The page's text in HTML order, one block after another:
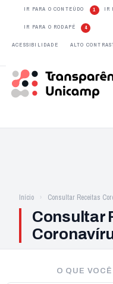
IR PARA O CONTEÚDO 1 IR
IR PARA O RODAPÉ 4
ACESSIBILIDADE ALTO
Início Consultar Receitas
Consultar
O QUE